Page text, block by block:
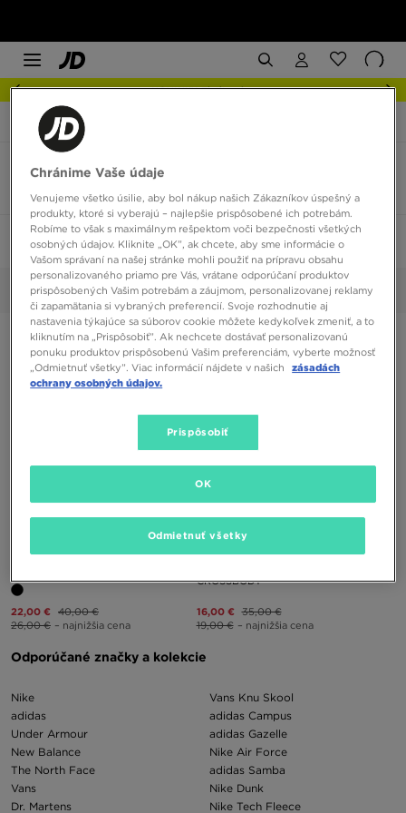
NOVINKY Zistite viac
JD Sports Doplnky
Tašky a kabelky
Zoradiť:Odporúčané Filtrovať
Vybrané: JD Exclusive Vyčistiť
ONLY AT
22,00 € 40,00 €
26,00 € – najnižšia cena
ONLY AT
CROSSBODY
16,00 € 35,00 €
19,00 € – najnižšia cena
Odporúčané značky a kolekcie
Nike
adidas
Under Armour
New Balance
The North Face
Vans
Dr. Martens
Vans Knu Skool
adidas Campus
adidas Gazelle
Nike Air Force
adidas Samba
Nike Dunk
Nike Tech Fleece
Chránime Vaše údaje
Venujeme všetko úsilie, aby bol nákup našich Zákazníkov úspešný a
produkty, ktoré si vyberajú – najlepšie prispôsobené ich potrebám.
Robíme to však s maximálnym rešpektom voči bezpečnosti všetkých
osobných údajov. Kliknite „OK”, ak chcete, aby sme informácie o
Vašom správaní na našej stránke mohli použiť na prípravu obsahu
personalizovaného priamo pre Vás, vrátane odporúčaní produktov
prispôsobených Vašim potrebám a záujmom, personalizovanej reklamy
či zapamätania si vybraných preferencií. Svoje rozhodnutie aj
nastavenia týkajúce sa súborov cookie môžete kedykoľvek zmeniť, a to
kliknutím na „Prispôsobiť”. Ak nechcete dostávať personalizovanú
ponuku produktov prispôsobenú Vašim preferenciám, vyberte možnosť
„Odmietnuť všetky”. Viac informácií nájdete v našich
zásadách
ochrany osobných údajov.
Prispôsobiť
Odmietnuť všetky
OK